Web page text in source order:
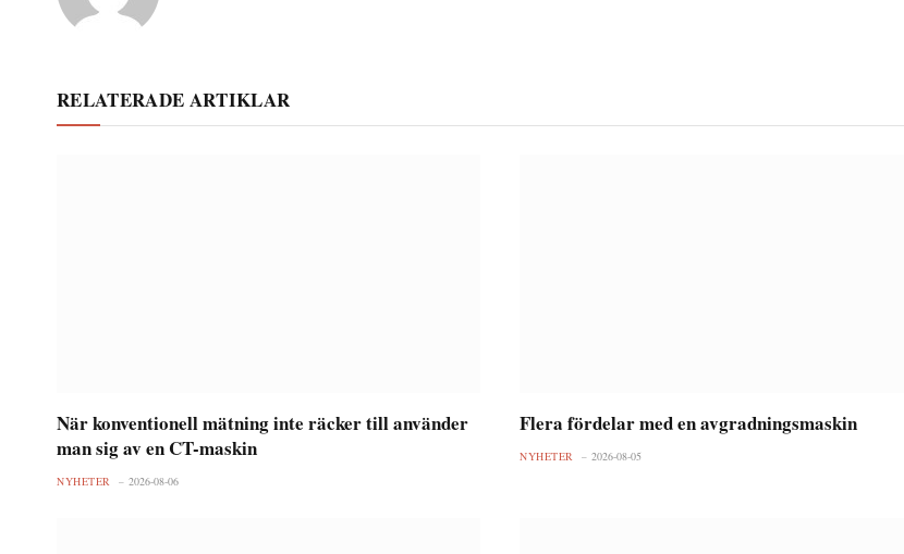
RELATERADE ARTIKLAR
När konventionell mätning inte räcker till använder
man sig av en CT-maskin
NYHETER 2026-08-06
Flera fördelar med en avgradningsmaskin
NYHETER 2026-08-05